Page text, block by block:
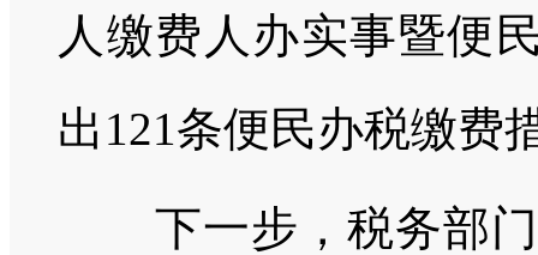
人缴费人办实事暨便
出121条便民办税缴费
下一步，税务部门